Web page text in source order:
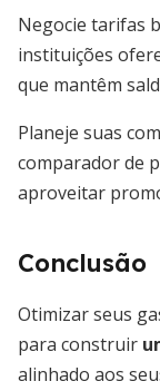
Negocie tarifas
instituições
que mantêm
Planeje suas
comparador de
aproveitar
Conclusão
Otimizar seus
para construir
alinhado aos